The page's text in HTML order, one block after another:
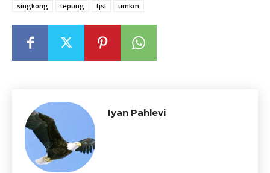
singkong
tepung tjsl umkm
Iyan Pahlevi